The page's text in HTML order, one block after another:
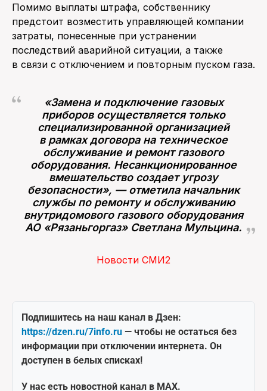
Помимо выплаты штрафа, собственнику
предстоит возместить управляющей компании
затраты, понесенные при устранении
последствий аварийной ситуации, а также
в связи с отключением и повторным пуском газа.
«Замена и подключение газовых
приборов осуществляется только
специализированной организацией
в рамках договора на техническое
обслуживание и ремонт газового
оборудования. Несанкционированное
вмешательство создает угрозу
безопасности», — отметила начальник
службы по ремонту и обслуживанию
внутридомового газового оборудования
АО «Рязаньгоргаз» Светлана Мульцина.
Новости СМИ2
Подпишитесь на наш канал в Дзен:
https://dzen.ru/7info.ru — чтобы не остаться без
информации при отключении интернета. Он
доступен в белых списках!
У нас есть новостной канал в MAX.